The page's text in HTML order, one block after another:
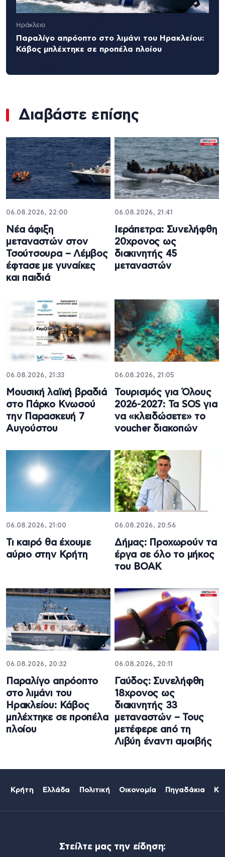
Ηράκλειο
Παραλίγο απρόοπτο στο λιμάνι του Ηρακλείου:
Κάβος μπλέχτηκε σε προπέλα πλοίου
Διαβάστε επίσης
06.08.2026, 22:00
Νέα άφιξη
μεταναστών στον
Τσούτσουρα – Λέμβος
έφτασε με γυναίκες
και παιδιά
06.08.2026, 21:41
Ιεράπετρα: Συνελήφθη
20χρονος ως
διακινητής 45
μεταναστών
06.08.2026, 21:33
Μουσική λαϊκή βραδιά
στο Πάρκο Κνωσού
την Παρασκευή 7
Αυγούστου
06.08.2026, 21:05
Τουρισμός για Όλους
2026-2027: Τα SOS για
να «κλειδώσετε» το
voucher διακοπών
06.08.2026, 21:00
Τι καιρό θα έχουμε
αύριο στην Κρήτη
06.08.2026, 20:56
Δήμας: Προχωρούν τα
έργα σε όλο το μήκος
του ΒΟΑΚ
06.08.2026, 20:32
Παραλίγο απρόοπτο
στο λιμάνι του
Ηρακλείου: Κάβος
μπλέχτηκε σε προπέλα
πλοίου
06.08.2026, 20:11
Γαύδος: Συνελήφθη
18χρονος ως
διακινητής 33
μεταναστών – Τους
μετέφερε από τη
Λιβύη έναντι αμοιβής
Κρήτη Ελλάδα Πολιτική Οικονομία Πηγαδάκια
Στείλτε μας την είδηση: